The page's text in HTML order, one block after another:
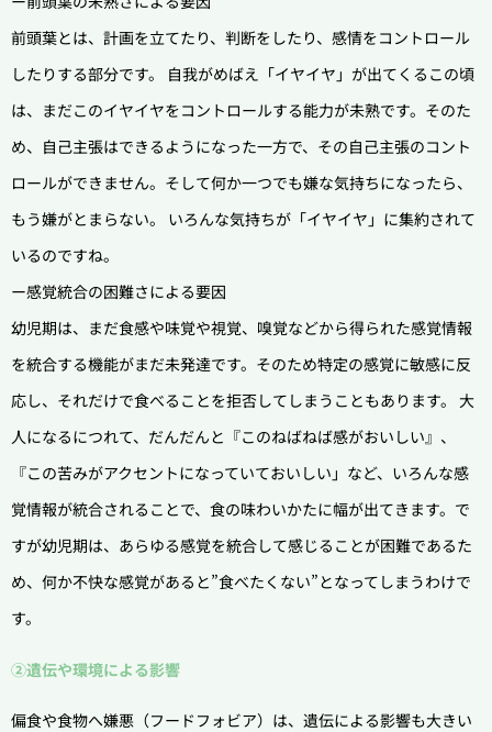
前頭葉とは、計画を立てたり、判断をしたり、感情をコントロール
したりする部分です。 自我がめばえ「イヤイヤ」が出てくるこの頃
は、まだこのイヤイヤをコントロールする能力が未熟です。そのた
め、自己主張はできるようになった一方で、その自己主張のコント
ロールができません。そして何か一つでも嫌な気持ちになったら、
もう嫌がとまらない。 いろんな気持ちが「イヤイヤ」に集約されて
いるのですね。
ー感覚統合の困難さによる要因
幼児期は、まだ食感や味覚や視覚、嗅覚などから得られた感覚情報
を統合する機能がまだ未発達です。そのため特定の感覚に敏感に反
応し、それだけで食べることを拒否してしまうこともあります。 大
人になるにつれて、だんだんと『このねばねば感がおいしい』、
『この苦みがアクセントになっていておいしい」など、いろんな感
覚情報が統合されることで、食の味わいかたに幅が出てきます。で
すが幼児期は、あらゆる感覚を統合して感じることが困難であるた
め、何か不快な感覚があると”食べたくない”となってしまうわけで
す。
②遺伝や環境による影響
偏食や食物へ嫌悪（フードフォビア）は、遺伝による影響も大きい